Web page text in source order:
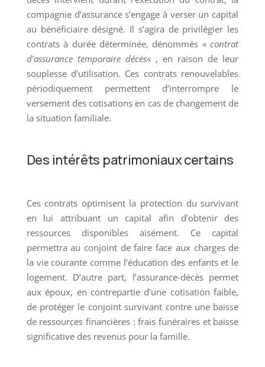
compagnie d’assurance s’engage à verser un capital
au bénéficiaire désigné. Il s’agira de privilégier les
contrats à durée déterminée, dénommés «contrat
d’assurance temporaire décès« , en raison de leur
souplesse d’utilisation. Ces contrats renouvelables
périodiquement permettent d’interrompre le
versement des cotisations en cas de changement de
la situation familiale.
Des intérêts patrimoniaux certains
Ces contrats optimisent la protection du survivant
en lui attribuant un capital afin d’obtenir des
ressources disponibles aisément. Ce capital
permettra au conjoint de faire face aux charges de
la vie courante comme l’éducation des enfants et le
logement. D’autre part, l’assurance-décès permet
aux époux, en contrepartie d’une cotisation faible,
de protéger le conjoint survivant contre une baisse
de ressources financières : frais funéraires et baisse
significative des revenus pour la famille.